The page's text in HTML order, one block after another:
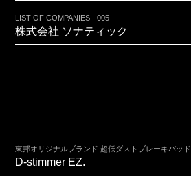
LIST OF COMPANIES - 005
株式会社 ソナティック
東邦オリジナルブランド 超低ダストブレーキパッド
D-stimmer EZ.